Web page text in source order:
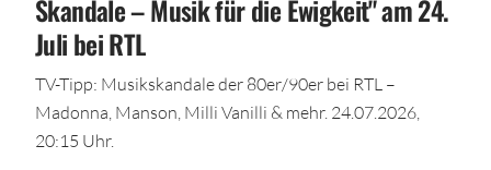
Skandale – Musik für die Ewigkeit" am 24.
Juli bei RTL
TV-Tipp: Musikskandale der 80er/90er bei RTL –
Madonna, Manson, Milli Vanilli & mehr. 24.07.2026,
20:15 Uhr.